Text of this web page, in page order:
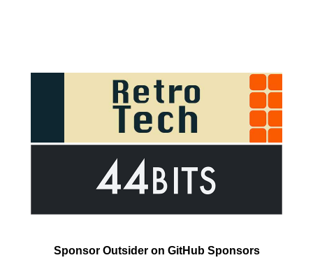
Sponsor Outsider on GitHub Sponsors